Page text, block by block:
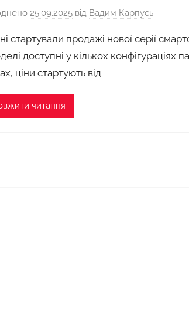
25.09.2025 від Вадим Карпусь
стартували продажі нової серії
доступні у кількох конфігураціях
ціни стартують від
читання